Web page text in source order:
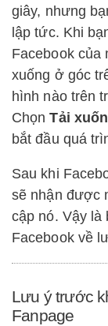
giây, nhưng
lập tức. Khi
Facebook của
xuống ở góc
hình nào trên
ChọnTải
bắt đầu quá
Sau khi
sẽ nhận được
cập nó. Vậy là
Facebook về
Lưu ý trước
Fanpage